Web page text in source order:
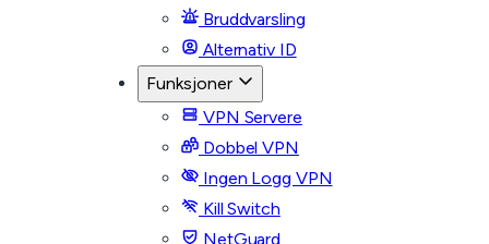
Bruddvarsling
Alternativ ID
Funksjoner
VPN Servere
Dobbel VPN
Ingen Logg VPN
Kill Switch
NetGuard